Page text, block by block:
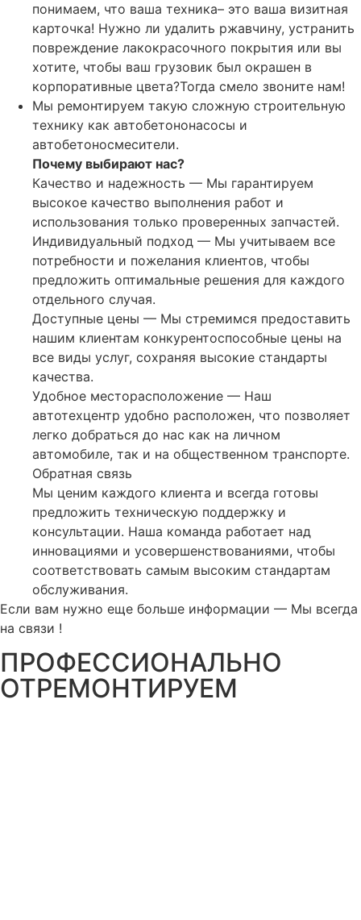
понимаем, что ваша техника– это ваша визитная
карточка! Нужно ли удалить ржавчину, устранить
повреждение лакокрасочного покрытия или вы
хотите, чтобы ваш грузовик был окрашен в
корпоративные цвета?Тогда смело звоните нам!
Мы ремонтируем такую сложную строительную
технику как автобетононасосы и
автобетоносмесители.
Почему выбирают нас?
Качество и надежность — Мы гарантируем
высокое качество выполнения работ и
использования только проверенных запчастей.
Индивидуальный подход — Мы учитываем все
потребности и пожелания клиентов, чтобы
предложить оптимальные решения для каждого
отдельного случая.
Доступные цены — Мы стремимся предоставить
нашим клиентам конкурентоспособные цены на
все виды услуг, сохраняя высокие стандарты
качества.
Удобное месторасположение — Наш
автотехцентр удобно расположен, что позволяет
легко добраться до нас как на личном
автомобиле, так и на общественном транспорте.
Обратная связь
Мы ценим каждого клиента и всегда готовы
предложить техническую поддержку и
консультации. Наша команда работает над
инновациями и усовершенствованиями, чтобы
соответствовать самым высоким стандартам
обслуживания.
Если вам нужно еще больше информации — Мы всегда
на связи !
ПРОФЕССИОНАЛЬНО
ОТРЕМОНТИРУЕМ